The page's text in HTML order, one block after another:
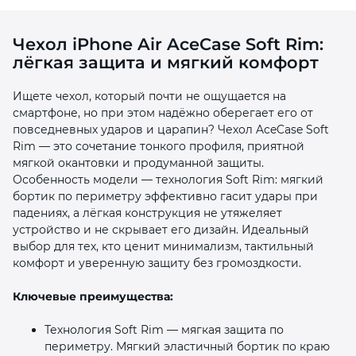
Чехол iPhone Air AceCase Soft Rim:
лёгкая защита и мягкий комфорт
Ищете чехол, который почти не ощущается на
смартфоне, но при этом надёжно оберегает его от
повседневных ударов и царапин? Чехол AceCase Soft
Rim — это сочетание тонкого профиля, приятной
мягкой окантовки и продуманной защиты.
Особенность модели — технология Soft Rim: мягкий
бортик по периметру эффективно гасит удары при
падениях, а лёгкая конструкция не утяжеляет
устройство и не скрывает его дизайн. Идеальный
выбор для тех, кто ценит минимализм, тактильный
комфорт и уверенную защиту без громоздкости.
Ключевые преимущества:
Технология Soft Rim — мягкая защита по
периметру. Мягкий эластичный бортик по краю
раз в 2 недели